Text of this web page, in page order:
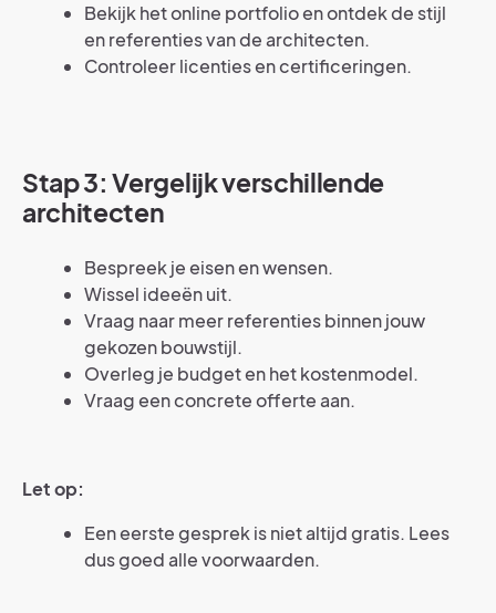
Bekijk het online portfolio en ontdek de stijl
en referenties van de architecten.
Controleer licenties en certificeringen.
Stap 3: Vergelijk verschillende
architecten
Bespreek je eisen en wensen.
Wissel ideeën uit.
Vraag naar meer referenties binnen jouw
gekozen bouwstijl.
Overleg je budget en het kostenmodel.
Vraag een concrete offerte aan.
Let op:
Een eerste gesprek is niet altijd gratis. Lees
dus goed alle voorwaarden.